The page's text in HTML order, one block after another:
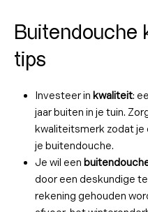
Buitendouche
tips
Investeer in kwaliteit:
jaar buiten in je tuin.
kwaliteitsmerk zodat je
je buitendouche.
Je wil een
door een deskundige
rekening gehouden